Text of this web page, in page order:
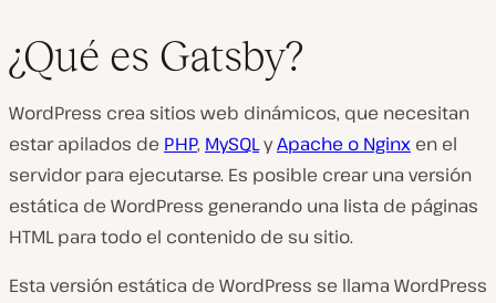
¿Qué es Gatsby?
WordPress crea sitios web dinámicos, que necesitan
estar apilados de PHP, MySQLyApache o Nginx en el
servidor para ejecutarse. Es posible crear una versión
estática de WordPress generando una lista de páginas
HTML para todo el contenido de su sitio.
Esta versión estática de WordPress se llama WordPress